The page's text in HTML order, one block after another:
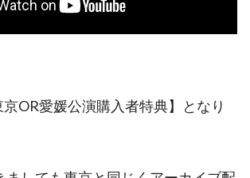
OR愛媛公演購入者特典】となり